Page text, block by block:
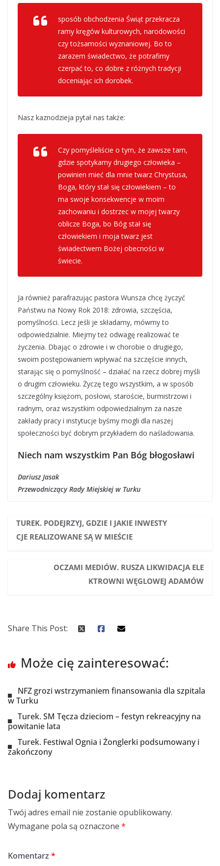
sposób obchodzenia Świąt przekracza
ramy kręgów kulturowych, narodowości
czy tożsamości wyznaniowej. Bo to
zarazem świadectwo, że potrafimy
czerpać to, co dobre z różnych tradycji
doceniając ich dorobek.
Nasz kaznodzieja pytał nas także:
Czy pomyśleliście o tym, że zawsze tam,
gdzie spotykamy drugiego człowieka –
powinien mieć dla mnie twarz Chrystusa,
Boga, który stał się człowiekiem – to
ma swoje konsekwencje w moim
zachowaniu i dostrzec w mojej twarzy
oblicze Boga, bo Bóg stał się
człowiekiem i moja twarz jest
świadectwem Bożej obecności w
świecie.
Ja również parafrazując pastora Wunsza chcę życzyć
Państwu na Nowy Rok 2018: zdrowia, szczęścia,
pomyślności. Lecz jeśli je składamy, mówmy to
odpowiedzialnie. Miejmy też odwagę realizować te
życzenia. Dbając o zdrowie i w chorobie o drugiego,
swoim postępowaniem wpływać na szczęście innych,
starając się o pomyślność – działać na rzecz dobrej myśli
o drugim człowieku. Życzę tego wszystkim, a w sposób
szczególny księżom, posłowi, staroście, burmistrzowi i
radnym, oraz wszystkim odpowiedzialnym za nasze
zakłady pracy i instytucje byśmy mogli dla naszej
społeczności być dobrym przykładem do naśladowania.
Niech nam wszystkim Pan Bóg błogosławi
Dariusz Jasak
Przewodniczący Rady Miejskiej w Turku
TUREK. PODEJRZYJ, GDZIE I JAKIE INWESTY
CJE REALIZOWANE SĄ W MIEŚCIE
OCZAMI MEDIÓW. RUSZA LIKWIDACJA ELE
KTROWNI WĘGLOWEJ ADAMÓW
Share This Post:
Może cię zainteresować:
NFZ grozi wstrzymaniem finansowania dla szpitala
w Turku
Turek. SM Tęcza dzieciom – festyn rekreacyjny na
powitanie lata
Turek. Festiwal Ognia i Żonglerki podsumowany i
zakończony
Dodaj komentarz
Twój adres email nie zostanie opublikowany.
Wymagane pola są oznaczone *
Komentarz *